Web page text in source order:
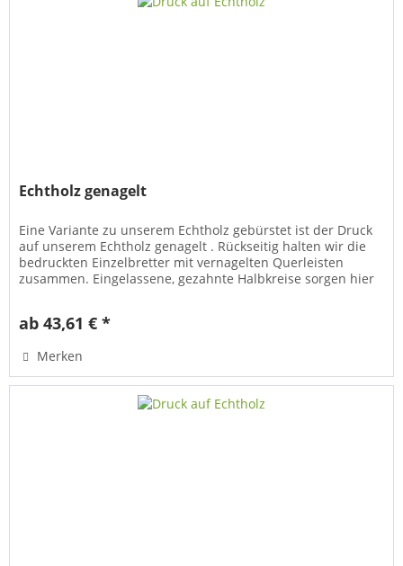
Echtholz genagelt
Eine Variante zu unserem Echtholz gebürstet ist der Druck
auf unserem Echtholz genagelt . Rückseitig halten wir die
bedruckten Einzelbretter mit vernagelten Querleisten
zusammen. Eingelassene, gezahnte Halbkreise sorgen hier
ab 43,61 € *
Merken